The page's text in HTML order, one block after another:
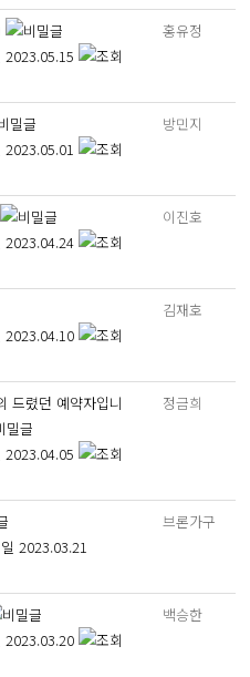
2023.05.15
홍유정
2023.05.01
방민지
2023.04.24
이진호
2023.04.10
김재호
드렸던 예약자입니
2023.04.05
정금희
2023.03.21
브론가구
2023.03.20
백승한